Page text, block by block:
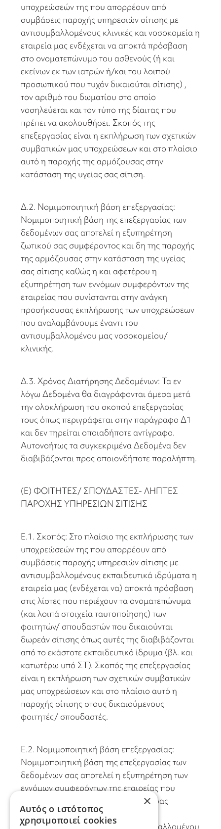
υποχρεώσεών της που απορρέουν από
συμβάσεις παροχής υπηρεσιών σίτισης με
αντισυμβαλλομένους κλινικές και νοσοκομεία η
εταιρεία μας ενδέχεται να αποκτά πρόσβαση
στο ονοματεπώνυμο του ασθενούς (ή και
εκείνων εκ των ιατρών ή/και του λοιπού
προσωπικού που τυχόν δικαιούται σίτισης) ,
τον αριθμό του δωματίου στο οποίο
νοσηλεύεται και τον τύπο της δίαιτας που
πρέπει να ακολουθήσει. Σκοπός της
επεξεργασίας είναι η εκπλήρωση των σχετικών
συμβατικών μας υποχρεώσεων και στο πλαίσιο
αυτό η παροχής της αρμόζουσας στην
κατάσταση της υγείας σας σίτιση.
Δ.2. Νομιμοποιητική βάση επεξεργασίας:
Νομιμοποιητική βάση της επεξεργασίας των
δεδομένων σας αποτελεί η εξυπηρέτηση
ζωτικού σας συμφέροντος και δη της παροχής
της αρμόζουσας στην κατάσταση της υγείας
σας σίτισης καθώς η και αφετέρου η
εξυπηρέτηση των εννόμων συμφερόντων της
εταιρείας που συνίστανται στην ανάγκη
προσήκουσας εκπλήρωσης των υποχρεώσεων
που αναλαμβάνουμε έναντι του
αντισυμβαλλομένου μας νοσοκομείου/
κλινικής.
Δ.3. Χρόνος Διατήρησης Δεδομένων: Τα εν
λόγω Δεδομένα θα διαγράφονται άμεσα μετά
την ολοκλήρωση του σκοπού επεξεργασίας
τους όπως περιγράφεται στην παράγραφο Δ1
και δεν τηρείται οποιαδήποτε αντίγραφο.
Αυτονοήτως τα συγκεκριμένα Δεδομένα δεν
διαβιβάζονται προς οποιονδήποτε παραλήπτη.
(Ε) ΦΟΙΤΗΤΕΣ/ ΣΠΟΥΔΑΣΤΕΣ- ΛΗΠΤΕΣ
ΠΑΡΟΧΗΣ ΥΠΗΡΕΣΙΩΝ ΣΙΤΙΣΗΣ
Ε.1. Σκοπός: Στο πλαίσιο της εκπλήρωσης των
υποχρεώσεών της που απορρέουν από
συμβάσεις παροχής υπηρεσιών σίτισης με
αντισυμβαλλομένους εκπαιδευτικά ιδρύματα η
εταιρεία μας (ενδέχεται να) αποκτά πρόσβαση
στις λίστες που περιέχουν τα ονοματεπώνυμα
(και λοιπά στοιχεία ταυτοποίησης) των
φοιτητών/ σπουδαστών που δικαιούνται
δωρεάν σίτισης όπως αυτές της διαβιβάζονται
από το εκάστοτε εκπαιδευτικό ίδρυμα (βλ. και
κατωτέρω υπό ΣΤ). Σκοπός της επεξεργασίας
είναι η εκπλήρωση των σχετικών συμβατικών
μας υποχρεώσεων και στο πλαίσιο αυτό η
παροχής σίτισης στους δικαιούμενους
φοιτητές/ σπουδαστές.
Ε.2. Νομιμοποιητική βάση επεξεργασίας:
Νομιμοποιητική βάση της επεξεργασίας των
δεδομένων σας αποτελεί η εξυπηρέτηση των
εννόμων συμφερόντων της εταιρείας που
συνίστανται στην ανάγκη προσήκουσας
εκπλήρωσης των υποχρεώσεων που
αναλαμβάνουμε έναντι του αντισυμβαλλομένου
×
Αυτός ο ιστότοπος
χρησιμοποιεί cookies